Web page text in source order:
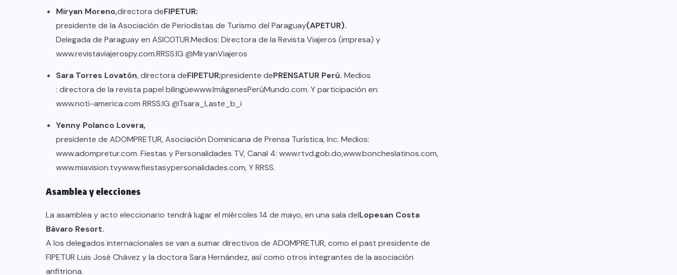
Miryan Moreno,directora deFIPETUR;
presidente de la Asociación de Periodistas de Turismo del Paraguay(APETUR).
Delegada de Paraguay en ASICOTUR.Medios: Directora de la Revista Viajeros (impresa) y
www.revistaviajerospy.com.RRSS:IG @MiryanViajeros
Sara Torres Lovatón, directora deFIPETUR;presidente dePRENSATUR Perú. Medios
: directora de la revista papel bilingüewww.ImágenesPerúMundo.com. Y participación en:
www.noti-america.com RRSS:IG @Tsara_Laste_b_i
Yenny Polanco Lovera,
presidente de ADOMPRETUR, Asociación Dominicana de Prensa Turística, Inc. Medios:
www.adompretur.com. Fiestas y Personalidades TV, Canal 4: www.rtvd.gob.do,www.boncheslatinos.com,
www.miavision.tvywww.fiestasypersonalidades.com, Y RRSS.
Asamblea y elecciones
La asamblea y acto eleccionario tendrá lugar el miércoles 14 de mayo, en una sala delLopesan Costa
Bávaro Resort.
A los delegados internacionales se van a sumar directivos de ADOMPRETUR, como el past presidente de
FIPETUR Luis José Chávez y la doctora Sara Hernández, así como otros integrantes de la asociación
anfitriona.